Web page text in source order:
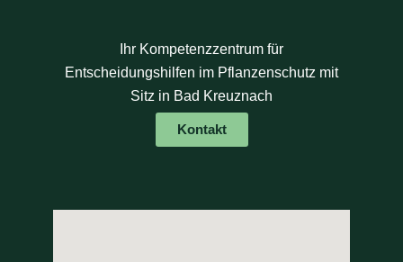
Ihr Kompetenzzentrum für
Entscheidungshilfen im Pflanzenschutz mit
Sitz in Bad Kreuznach
Kontakt